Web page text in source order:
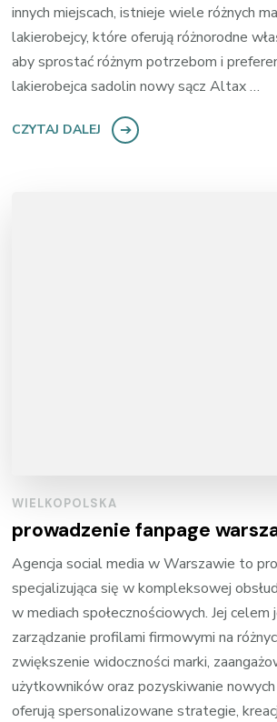
innych miejscach, istnieje wiele różnych
lakierobejcy, które oferują różnorodne
aby sprostać różnym potrzebom i
lakierobejca sadolin nowy sącz Altax …
CZYTAJ DALEJ
WIELKOPOLSKA
prowadzenie fanpage
Agencja social media w Warszawie to
specjalizująca się w kompleksowej
w mediach społecznościowych. Jej
zarządzanie profilami firmowymi na
zwiększenie widoczności marki,
użytkowników oraz pozyskiwanie
oferują spersonalizowane strategie,